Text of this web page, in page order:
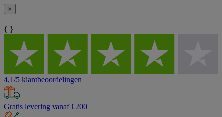
×
{ }
4,1/5 klantbeoordelingen
Gratis levering vanaf €200